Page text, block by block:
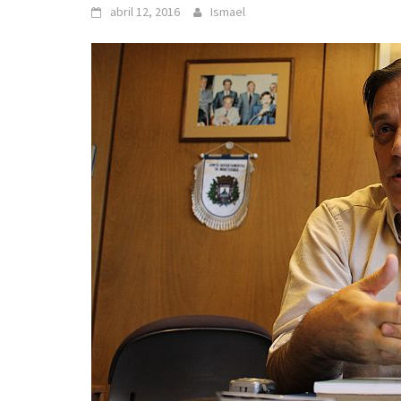
abril 12, 2016 Ismael